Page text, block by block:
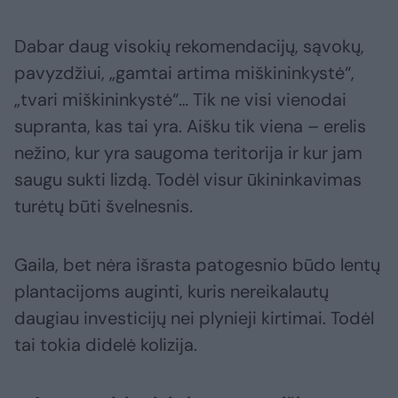
Dabar daug visokių rekomendacijų, sąvokų,
pavyzdžiui, „gamtai artima miškininkystė“,
„tvari miškininkystė“… Tik ne visi vienodai
supranta, kas tai yra. Aišku tik viena – erelis
nežino, kur yra saugoma teritorija ir kur jam
saugu sukti lizdą. Todėl visur ūkininkavimas
turėtų būti švelnesnis.
Gaila, bet nėra išrasta patogesnio būdo lentų
plantacijoms auginti, kuris nereikalautų
daugiau investicijų nei plynieji kirtimai. Todėl
tai tokia didelė kolizija.